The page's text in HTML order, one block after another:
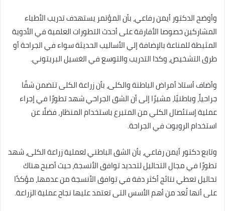
وأوضح الدكتور أيمن رفاعي، بأن المؤتمر يستهدف تدريب الأطباء
المشاركين خصوصا الأفارقة على أحدث التطورات العلمية في الأدوية
المثبطة للمناعة بالإضافة إلي الأساليب الحديثة سواء في الجراحة أو
طرق التشخيص، وكذا التدريب والتوسع في الغسيل البريتوني.
وأضاف أستاذ أمراض الباطنة والكلى، بأن زراعة الكلى تتضمن شقًا
جراحياً، وباطنيًا، مشيرًا إلى أن الشق الجراحي شهد تطورًا في إجراء
عملية إستئصال الكلي من المتبرع باستخدام المنظار، فضلًا عن
استخدام الروبوت في الجراحة.
وتابع دكتور أيمن رفاعي، بأن الشق الباطني لعملية زراعة الكلى، شهد
تطورًا في مجال التحاليل لتحديد توافق الأنسجة، حيث أصبح هناك
تحاليل تعطي نتائج أكثر دقة في توافق الأنسجة من عدمها، مؤكدًا
على أنها تُعد من أهم الأسس التى تعتمد عليها نجاح عملية الزراعة.